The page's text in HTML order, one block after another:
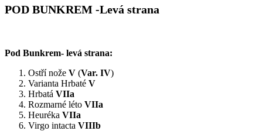
POD BUNKREM -Levá strana
Pod Bunkrem- levá strana:
Ostří nože V (Var. IV)
Varianta Hrbaté V
Hrbatá VIIa
Rozmarné léto VIIa
Heuréka VIIa
Virgo intacta VIIIb